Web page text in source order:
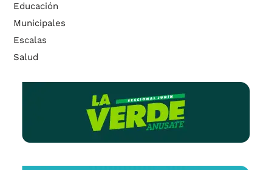
Educación
Municipales
Escalas
Salud